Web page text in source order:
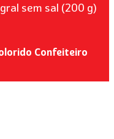
sem sal (200 g)
Confeiteiro